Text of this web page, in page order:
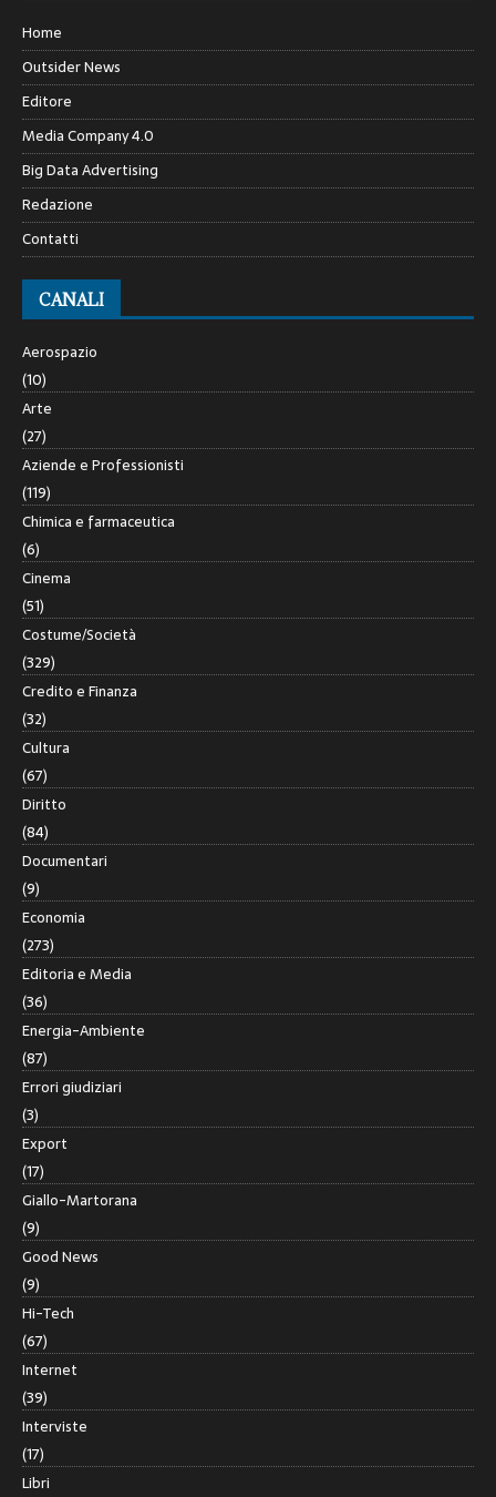
Home
Outsider News
Editore
Media Company 4.0
Big Data Advertising
Redazione
Contatti
CANALI
Aerospazio
(10)
Arte
(27)
Aziende e Professionisti
(119)
Chimica e farmaceutica
(6)
Cinema
(51)
Costume/Società
(329)
Credito e Finanza
(32)
Cultura
(67)
Diritto
(84)
Documentari
(9)
Economia
(273)
Editoria e Media
(36)
Energia-Ambiente
(87)
Errori giudiziari
(3)
Export
(17)
Giallo-Martorana
(9)
Good News
(9)
Hi-Tech
(67)
Internet
(39)
Interviste
(17)
Libri